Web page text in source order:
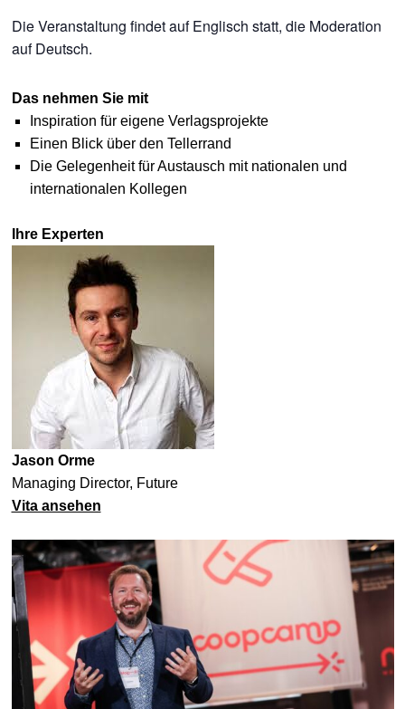
Die Veranstaltung findet auf Englisch statt, die Moderation
auf Deutsch.
Das nehmen Sie mit
Inspiration für eigene Verlagsprojekte
Einen Blick über den Tellerrand
Die Gelegenheit für Austausch mit nationalen und
internationalen Kollegen
Ihre Experten
Jason Orme
Managing Director, Future
Vita ansehen